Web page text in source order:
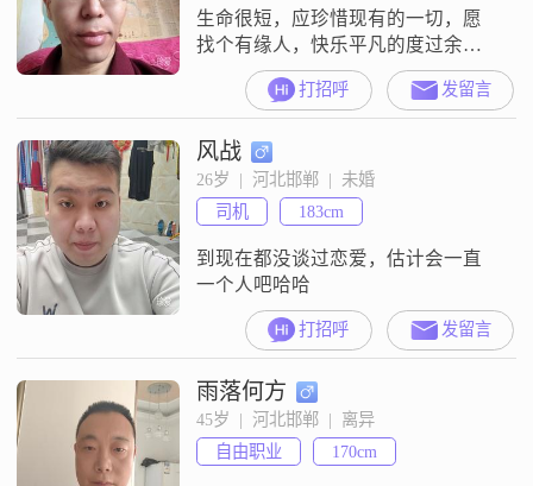
有决断力，不会
生命很短，应珍惜现有的一切，愿
找个有缘人，快乐平凡的度过余下
的时光##3002##计划明年天津滨海
新区工作买房落户定居，打工人河
北工资还是有点低##3002##
打招呼 发留言
风战
26岁  |  河北邯郸  |  未婚
司机
183cm
到现在都没谈过恋爱，估计会一直
一个人吧哈哈
打招呼 发留言
雨落何方
45岁  |  河北邯郸  |  离异
自由职业
170cm